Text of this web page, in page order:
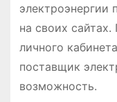
электроэнергии
на своих
личного
поставщик
возможность.